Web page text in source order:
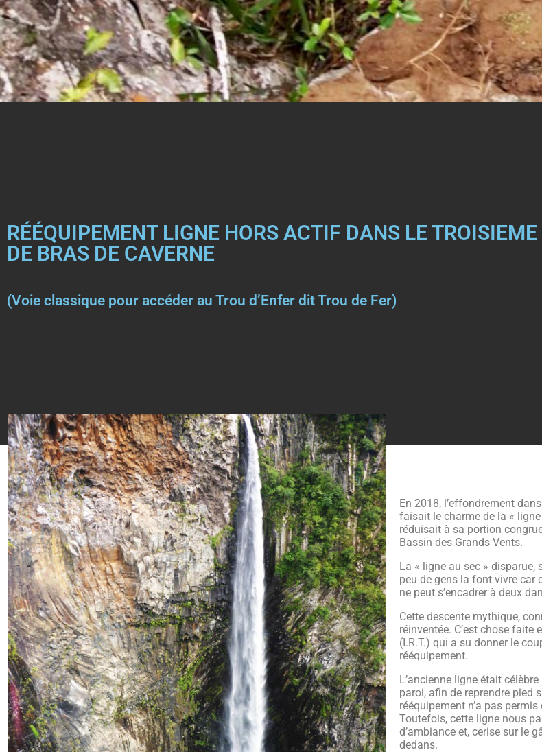
RÉÉQUIPEMENT LIGNE HORS ACTIF DANS LE
DE BRAS DE CAVERNE
(Voie classique pour accéder au Trou d’Enfer dit Trou de Fer)
En 2018, l’effondrement
faisait le charme de la «
réduisait à sa portion
Bassin des Grands Vents.
La « ligne au sec »
peu de gens la font vivre car
ne peut s’encadrer à deux
Cette descente mythique,
réinventée. C’est chose faite
(I.R.T.) qui a su donner le
rééquipement.
L’ancienne ligne était
paroi, afin de reprendre pied
rééquipement n’a pas
Toutefois, cette ligne nous
d’ambiance et, cerise sur le
dedans.